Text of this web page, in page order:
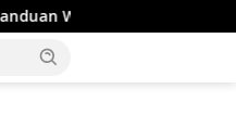
ke Kota Batu: Itinerary